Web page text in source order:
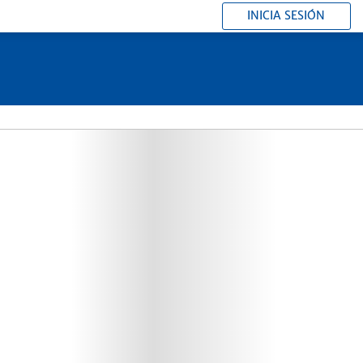
INICIA SESIÓN